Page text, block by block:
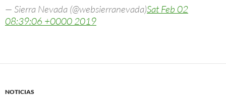
— Sierra Nevada (@websierranevada)Sat Feb 02
08:39:06 +0000 2019
NOTICIAS